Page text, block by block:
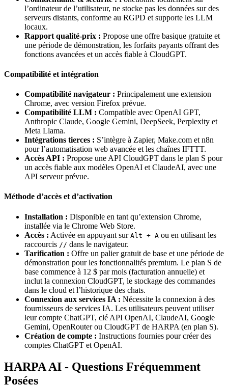
l’ordinateur de l’utilisateur, ne stocke pas les données sur des
serveurs distants, conforme au RGPD et supporte les LLM
locaux.
Rapport qualité-prix : Propose une offre basique gratuite et
une période de démonstration, les forfaits payants offrant des
fonctions avancées et un accès fiable à CloudGPT.
Compatibilité et intégration
Compatibilité navigateur : Principalement une extension
Chrome, avec version Firefox prévue.
Compatibilité LLM : Compatible avec OpenAI GPT,
Anthropic Claude, Google Gemini, DeepSeek, Perplexity et
Meta Llama.
Intégrations tierces : S’intègre à Zapier, Make.com et n8n
pour l’automatisation web avancée et les chaînes IFTTT.
Accès API : Propose une API CloudGPT dans le plan S pour
un accès fiable aux modèles OpenAI et ClaudeAI, avec une
API serveur prévue.
Méthode d’accès et d’activation
Installation : Disponible en tant qu’extension Chrome,
installée via le Chrome Web Store.
Accès : Activée en appuyant sur Alt + A ou en utilisant les
raccourcis // dans le navigateur.
Tarification : Offre un palier gratuit de base et une période de
démonstration pour les fonctionnalités premium. Le plan S de
base commence à 12 $ par mois (facturation annuelle) et
inclut la connexion CloudGPT, le stockage des commandes
dans le cloud et l’historique des chats.
Connexion aux services IA : Nécessite la connexion à des
fournisseurs de services IA. Les utilisateurs peuvent utiliser
leur compte ChatGPT, clé API OpenAI, ClaudeAI, Google
Gemini, OpenRouter ou CloudGPT de HARPA (en plan S).
Création de compte : Instructions fournies pour créer des
comptes ChatGPT et OpenAI.
HARPA AI - Questions Fréquemment
Posées